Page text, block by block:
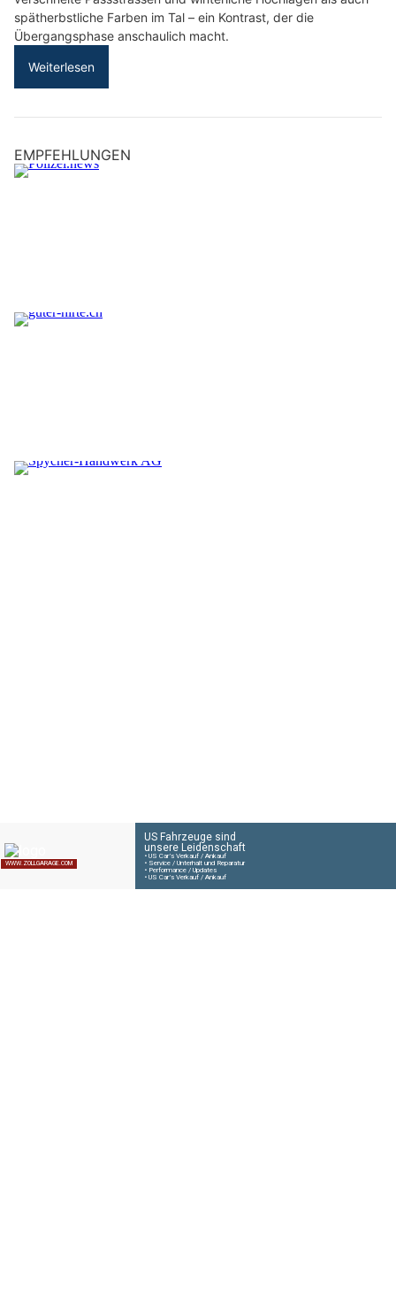
spätherbstliche Farben im Tal – ein Kontrast, der die
Übergangsphase anschaulich macht.
Weiterlesen
EMPFEHLUNGEN